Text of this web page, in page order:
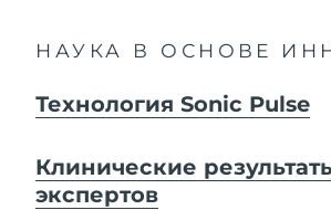
НАУКА В ОСНОВЕ
Технология Sonic Pulse
Клинические
экспертов